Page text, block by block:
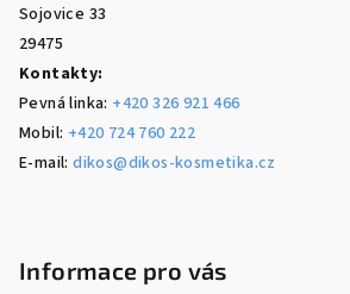
Sojovice 33
29475
Kontakty:
Pevná linka: +420 326 921 466
Mobil: +420 724 760 222
E-mail:dikos@dikos-kosmetika.cz
Informace pro vás